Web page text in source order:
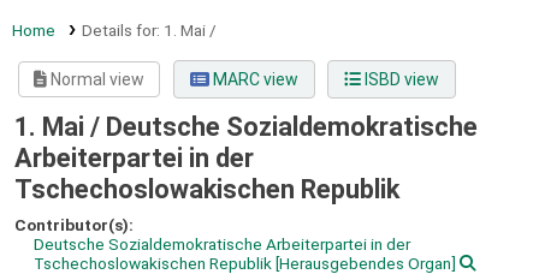
Home Details for: 1. Mai /
Normal view MARC view ISBD view
1. Mai / Deutsche Sozialdemokratische
Arbeiterpartei in der
Tschechoslowakischen Republik
Contributor(s):
Deutsche Sozialdemokratische Arbeiterpartei in der
Tschechoslowakischen Republik [Herausgebendes Organ]